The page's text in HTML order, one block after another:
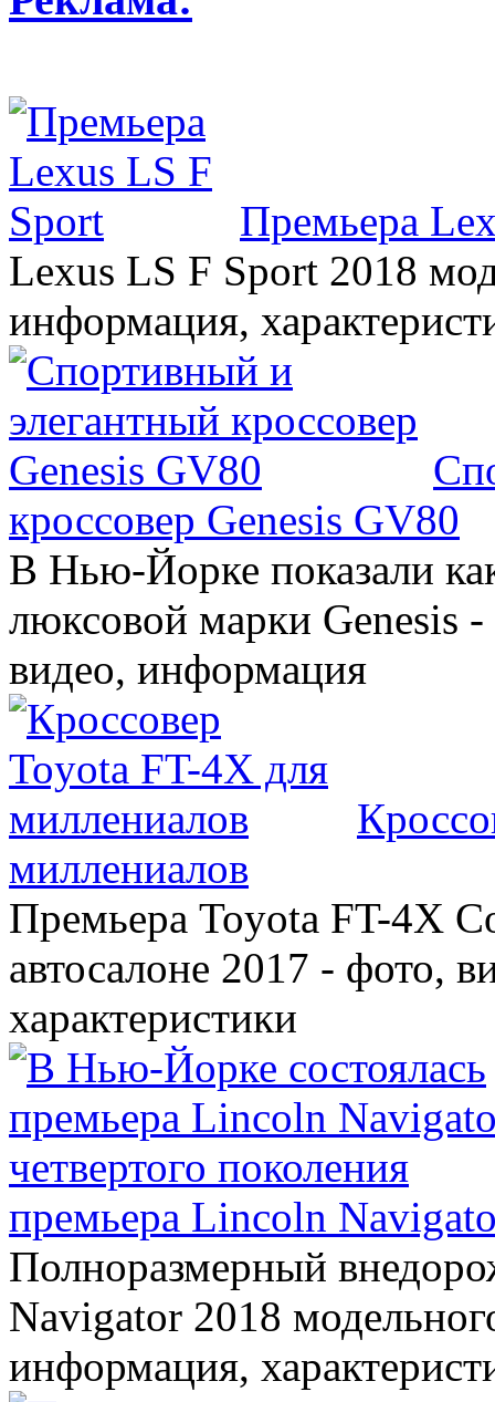
Премьера
Lexus LS F Sport 2018
информация,
кроссовер Genesis GV80
В Нью-Йорке показали
люксовой марки Genesis
видео, информация
миллениалов
Премьера Toyota FT-4X
автосалоне 2017 - фото,
характеристики
премьера Lincoln
Полноразмерный
Navigator 2018
информация,